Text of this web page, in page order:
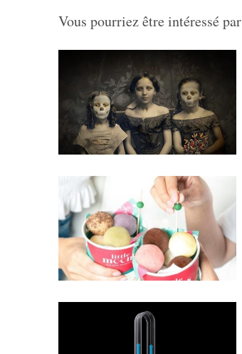
Vous pourriez être intéressé par